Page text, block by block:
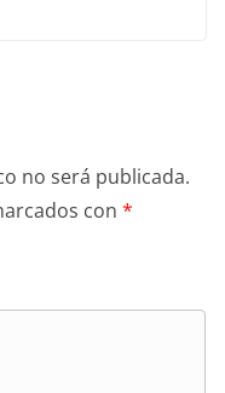
no será publicada.
con *